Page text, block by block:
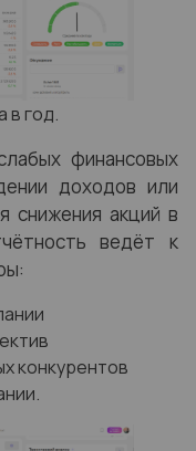
в год.
финансовых
доходов или
снижения акций в
ведёт к
конкурентов